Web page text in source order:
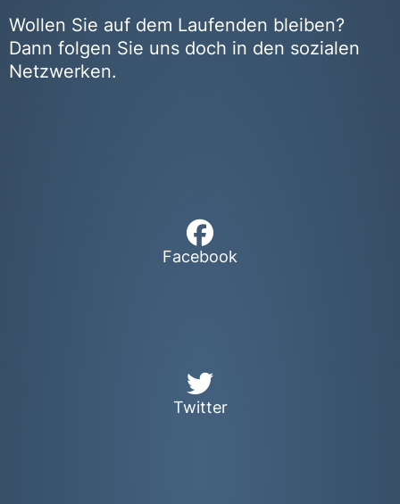
Wollen Sie auf dem Laufenden bleiben?
Dann folgen Sie uns doch in den sozialen
Netzwerken.
Facebook
Twitter